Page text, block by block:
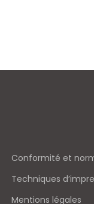
Conformité et
Techniques
Mentions légales